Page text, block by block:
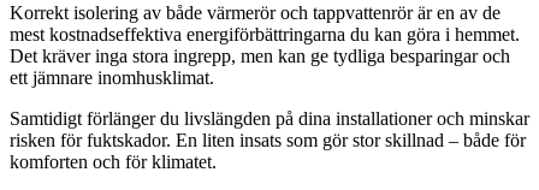
Korrekt isolering av både värmerör och tappvattenrör är en av de
mest kostnadseffektiva energiförbättringarna du kan göra i hemmet.
Det kräver inga stora ingrepp, men kan ge tydliga besparingar och
ett jämnare inomhusklimat.
Samtidigt förlänger du livslängden på dina installationer och minskar
risken för fuktskador. En liten insats som gör stor skillnad – både för
komforten och för klimatet.